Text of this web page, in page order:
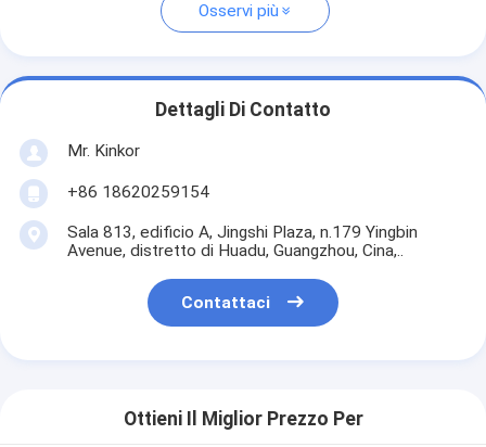
Osservi più
Dettagli Di Contatto
Mr. Kinkor
+86 18620259154
Sala 813, edificio A, Jingshi Plaza, n.179 Yingbin
Avenue, distretto di Huadu, Guangzhou, Cina,..
Contattaci
Ottieni Il Miglior Prezzo Per